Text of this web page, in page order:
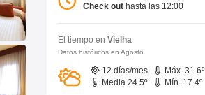
Check out hasta las 12:00
El tiempo en Vielha
Datos históricos en Agosto
12 días/mes
Máx. 31.6º
Media 24.5º
Mín. 17.4º